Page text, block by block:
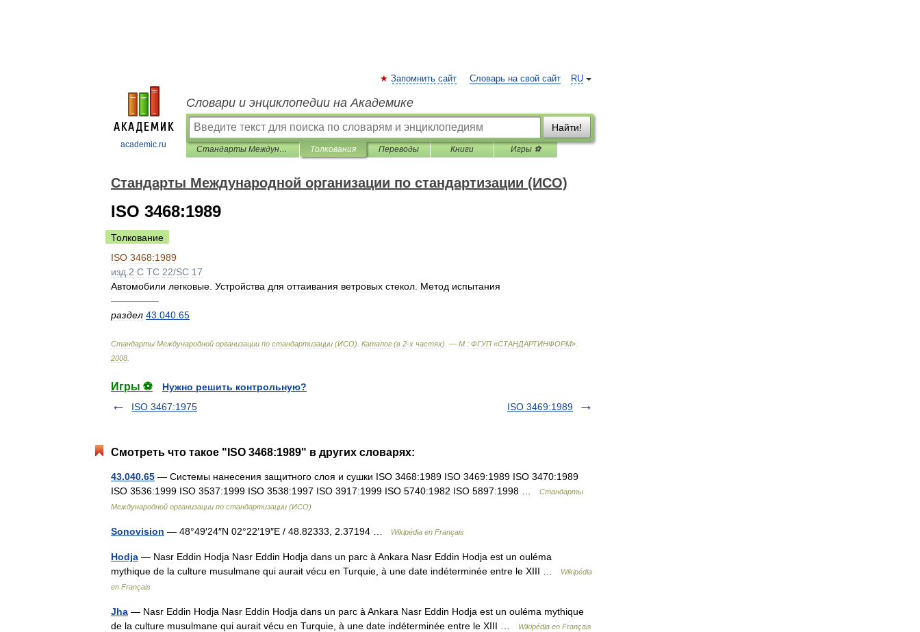
academic.ru
RU
Запомнить сайт Словарь на свой сайт
Словари и энциклопедии на Академике
Найти!
Стандарты Международной организации по стандартизации (ИСО) Толкования Переводы Книги Игры ⚽
Стандарты Международной организации по стандартизации (ИСО)
ISO 3468:1989
Толкование
ISO 3468:1989
изд 2 C TC 22/SC 17
Автомобили легковые Устройства для оттаивания ветровых стекол Метод испытания
—————
раздел 43 040 65
Стандарты Международной организации по стандартизации (ИСО). Каталог (в 2-х частях). — М : ФГУП «СТАНДАРТИНФОРМ»
2008
Игры ⚽
Нужно решить контрольную?
ISO 3467:1975
ISO 3469:1989
Смотреть что такое "ISO 3468:1989" в других словарях:
43.040.65 — Системы нанесения защитного слоя и сушки ISO 3468:1989 ISO 3469:1989 ISO 3470:1989
ISO 3536:1999 ISO 3537:1999 ISO 3538:1997 ISO 3917:1999 ISO 5740:1982 ISO 5897:1998 …
Стандарты
Международной организации по стандартизации (ИСО)
Sonovision — 48°49′24″N 02°22′19″E / 48.82333, 2.37194 … Wikipédia en Français
Hodja — Nasr Eddin Hodja Nasr Eddin Hodja dans un parc à Ankara Nasr Eddin Hodja est un ouléma
mythique de la culture musulmane qui aurait vécu en Turquie, à une date indéterminée entre le XIII …
Wikipédia
en Français
Jha — Nasr Eddin Hodja Nasr Eddin Hodja dans un parc à Ankara Nasr Eddin Hodja est un ouléma mythique
de la culture musulmane qui aurait vécu en Turquie, à une date indéterminée entre le XIII …
Wikipédia en Français